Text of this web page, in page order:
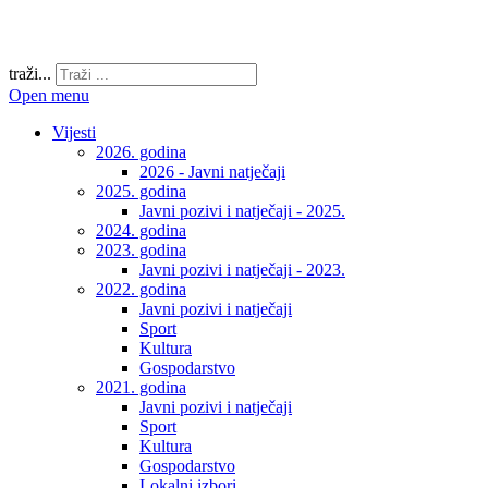
traži...
Open menu
Vijesti
2026. godina
2026 - Javni natječaji
2025. godina
Javni pozivi i natječaji - 2025.
2024. godina
2023. godina
Javni pozivi i natječaji - 2023.
2022. godina
Javni pozivi i natječaji
Sport
Kultura
Gospodarstvo
2021. godina
Javni pozivi i natječaji
Sport
Kultura
Gospodarstvo